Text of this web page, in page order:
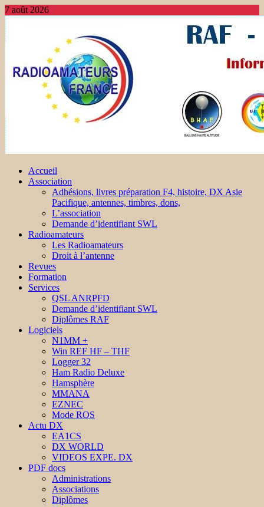
7 août 2026
Accueil
Association
Adhésions, livres préparation F4, histoire, DX Asie
Pacifique, antennes, timbres, dons,
L’association
Demande d’identifiant SWL
Radioamateurs
Les Radioamateurs
Droit à l’antenne
Revues
Formation
Services
QSL ANRPFD
Demande d’identifiant SWL
Diplômes RAF
Logiciels
N1MM +
Win REF HF – THF
Logger 32
Ham Radio Deluxe
Hamsphère
MMANA
EZNEC
Mode ROS
Actu DX
EA1CS
DX WORLD
VIDEOS EXPE. DX
PDF docs
Administrations
Associations
Diplômes